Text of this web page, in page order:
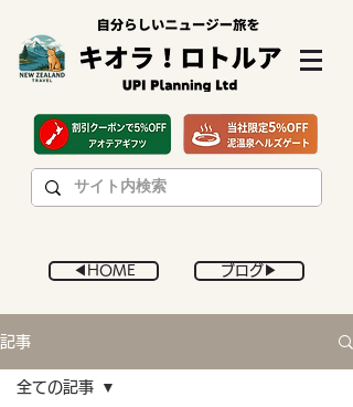
◀︎HOME ブログ▶︎
記事
全ての記事